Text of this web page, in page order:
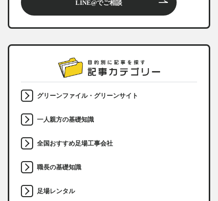
LINE@でご相談
グリーンファイル・グリーンサイト
一人親方の基礎知識
全国おすすめ足場工事会社
職長の基礎知識
足場レンタル